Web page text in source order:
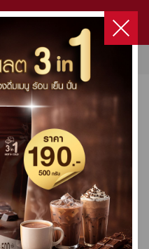
าในตะกร้า
กซื้อสินค้า
เข้าสู่ระบบ
ลงทะเบียน
ก
ชั่น
ะจัดส่ง
มขายดี
งหมด
เรา
รา
ฟ
ฟทั้งหมด
มด
งหมด
แนะนำ